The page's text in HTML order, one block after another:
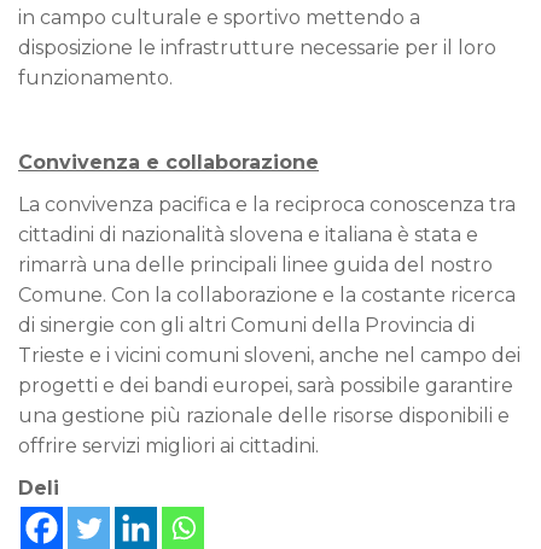
in campo culturale e sportivo mettendo a
disposizione le infrastrutture necessarie per il loro
funzionamento.
Convivenza e collaborazione
La convivenza pacifica e la reciproca conoscenza tra
cittadini di nazionalità slovena e italiana è stata e
rimarrà una delle principali linee guida del nostro
Comune. Con la collaborazione e la costante ricerca
di sinergie con gli altri Comuni della Provincia di
Trieste e i vicini comuni sloveni, anche nel campo dei
progetti e dei bandi europei, sarà possibile garantire
una gestione più razionale delle risorse disponibili e
offrire servizi migliori ai cittadini.
Deli